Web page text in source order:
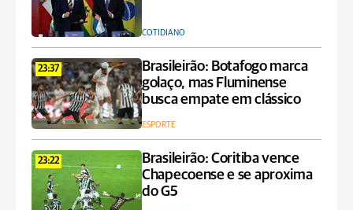
COTIDIANO
23:37
Brasileirão: Botafogo marca
golaço, mas Fluminense
busca empate em clássico
ESPORTE
23:22
Brasileirão: Coritiba vence
Chapecoense e se aproxima
do G5